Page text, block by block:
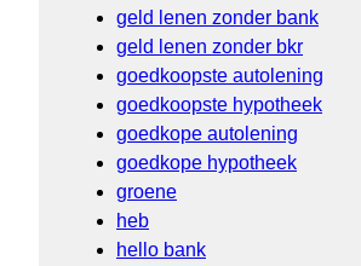
geld lenen zonder bank
geld lenen zonder bkr
goedkoopste autolening
goedkoopste hypotheek
goedkope autolening
goedkope hypotheek
groene
heb
hello bank